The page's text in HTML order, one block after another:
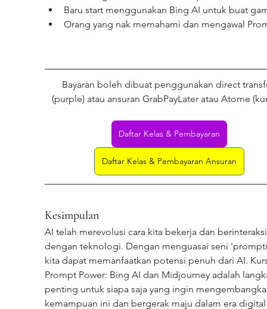
Baru start menggunakan Bing AI untuk buat
Orang yang nak memahami dan mengawal
Bayaran boleh dibuat penggunakan direct
(purple) atau ansuran GrabPayLater atau Atome
Daftar Kelas & Pembayaran
Daftar Kelas & Pembayaran Ansuran
Kesimpulan
AI telah merevolusi cara kita bekerja dan
dengan teknologi. Dengan menguasai seni
kita dapat memanfaatkan potensi penuh dari AI.
Prompt Power: Bing AI dan Midjourney adalah
penting untuk siapa saja yang ingin
kemampuan ini dan bergerak maju dalam era